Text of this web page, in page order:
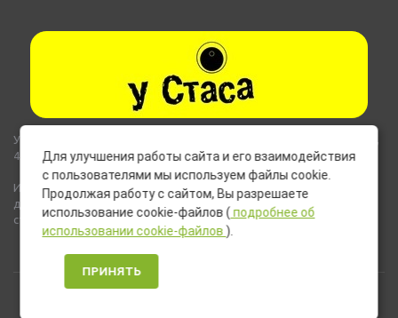
Указанные на сайте цены не являются публичной офертой (ст.435,
437 ГК РФ).
Используемые на сайте изображения товаров могут включать
дополнительное оборудование и компоненты, не входящие в
стандартную комплектацию товара.
Для улучшения работы сайта и его взаимодействия
с пользователями мы используем файлы cookie.
Продолжая работу с сайтом, Вы разрешаете
использование cookie-файлов ( подробнее об
использовании cookie-файлов ).
ПРИНЯТЬ